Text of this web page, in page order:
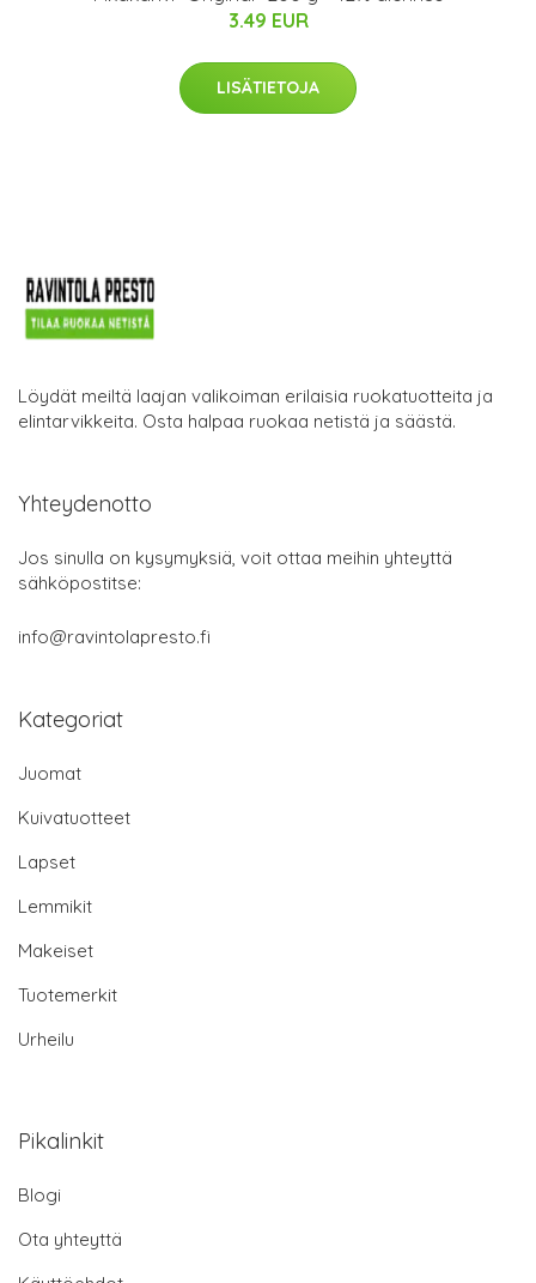
3.49 EUR
LISÄTIETOJA
Löydät meiltä laajan valikoiman erilaisia ruokatuotteita ja
elintarvikkeita. Osta halpaa ruokaa netistä ja säästä.
Yhteydenotto
Jos sinulla on kysymyksiä, voit ottaa meihin yhteyttä
sähköpostitse:
info@ravintolapresto.fi
Kategoriat
Juomat
Kuivatuotteet
Lapset
Lemmikit
Makeiset
Tuotemerkit
Urheilu
Pikalinkit
Blogi
Ota yhteyttä